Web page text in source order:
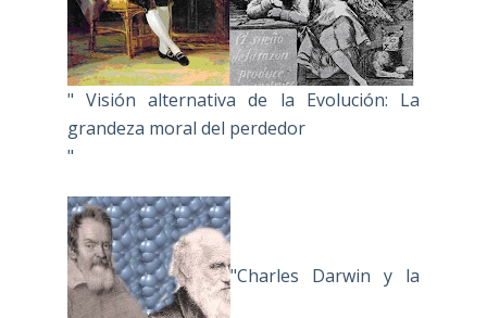
" Visión alternativa de la Evolución: La
grandeza moral del perdedor
"
"Charles Darwin y la